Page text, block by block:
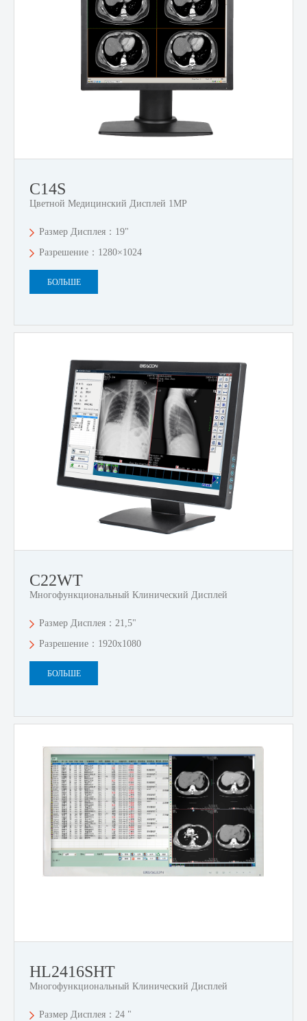
C14S
Цветной Медицинский Дисплей 1MP
Размер Дисплея：19"
Разрешение：1280×1024
БОЛЬШЕ
C22WT
Многофункциональный Клинический Дисплей
Размер Дисплея：21,5"
Разрешение：1920x1080
БОЛЬШЕ
HL2416SHT
Многофункциональный Клинический Дисплей
Размер Дисплея：24 "